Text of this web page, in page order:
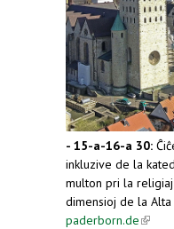
- 15-a-16-a 30:
inkluzive de la
multon pri la
dimensioj de la
paderborn.de(link